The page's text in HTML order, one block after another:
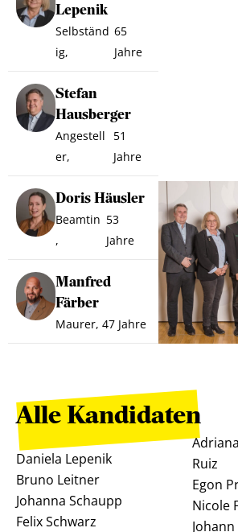
Lepenik
Selbständ
ig,
65
Jahre
Stefan
Hausberger
Angestell
er,
51
Jahre
Doris Häusler
Beamtin
,
53
Jahre
Manfred
Färber
Maurer, 47 Jahre
Alle Kandidaten
Daniela Lepenik
Bruno Leitner
Johanna Schaupp
Felix Schwarz
Ruiz
Egon
Nicole